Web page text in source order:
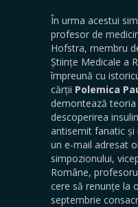
În urma acestui
profesor de
Hofstra, membru
Științe Medicale a
împreună cu
cărții Polemica
demontează
descoperirea
antisemit fanatic și
un e-mail adresat
simpozionului,
Române,
cere să renunțe la
septembrie